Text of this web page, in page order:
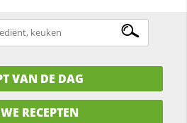
VAN DE DAG
RECEPTEN